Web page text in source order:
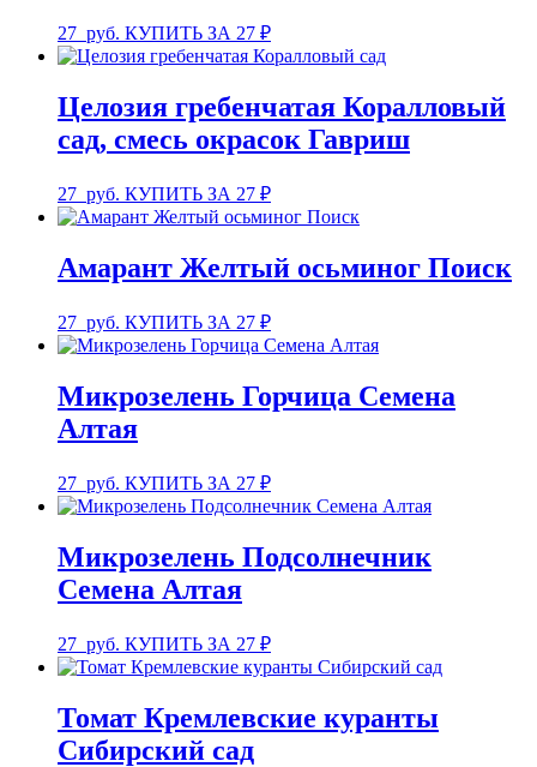
27 руб. КУПИТЬ ЗА 27 ₽
Целозия гребенчатая Коралловый
сад, смесь окрасок Гавриш
27 руб. КУПИТЬ ЗА 27 ₽
Амарант Желтый осьминог Поиск
27 руб. КУПИТЬ ЗА 27 ₽
Микрозелень Горчица Семена
Алтая
27 руб. КУПИТЬ ЗА 27 ₽
Микрозелень Подсолнечник
Семена Алтая
27 руб. КУПИТЬ ЗА 27 ₽
Томат Кремлевские куранты
Сибирский сад